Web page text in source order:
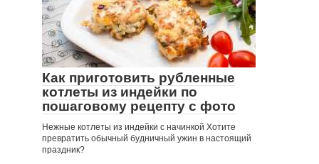
Как приготовить рубленные
котлеты из индейки по
пошаговому рецепту с фото
Нежные котлеты из индейки с начинкой Хотите
превратить обычный будничный ужин в настоящий
праздник?